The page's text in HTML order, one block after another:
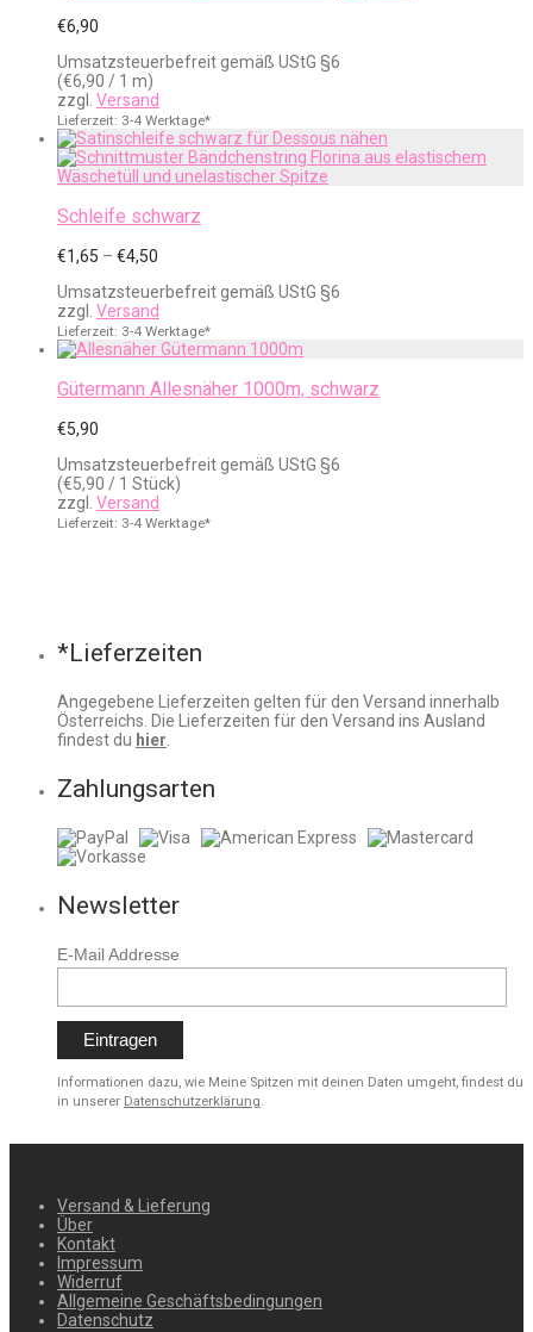
€6,90
Umsatzsteuerbefreit gemäß UStG §6
(€6,90 / 1 m)
zzgl. Versand
Lieferzeit: 3-4 Werktage*
Schleife schwarz
€1,65 – €4,50
bis
€4,50
Umsatzsteuerbefreit gemäß UStG §6
zzgl. Versand
Lieferzeit: 3-4 Werktage*
Gütermann Allesnäher 1000m, schwarz
€5,90
Umsatzsteuerbefreit gemäß UStG §6
(€5,90 / 1 Stück)
zzgl. Versand
Lieferzeit: 3-4 Werktage*
*Lieferzeiten
Angegebene Lieferzeiten gelten für den Versand innerhalb
Österreichs. Die Lieferzeiten für den Versand ins Ausland
findest du hier.
Zahlungsarten
Newsletter
E-Mail Addresse
Informationen dazu, wie Meine Spitzen mit deinen Daten umgeht, findest du
in unserer Datenschutzerklärung.
Versand & Lieferung
Über
Kontakt
Impressum
Widerruf
Allgemeine Geschäftsbedingungen
Datenschutz